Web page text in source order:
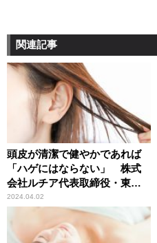
関連記事
頭皮が清潔で健やかであれば
「ハゲにはならない」 株式
会社ルチア代表取締役・東田
雪子
2024.04.02